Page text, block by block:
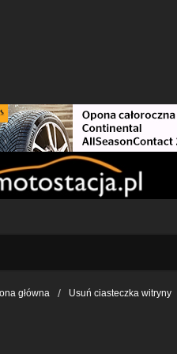
główna Usuń ciasteczka witryny